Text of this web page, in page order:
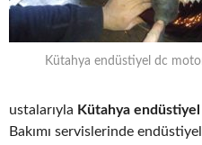
Kütahya endüstiyel dc motor
ustalarıyla Kütahya
Bakımı servislerinde